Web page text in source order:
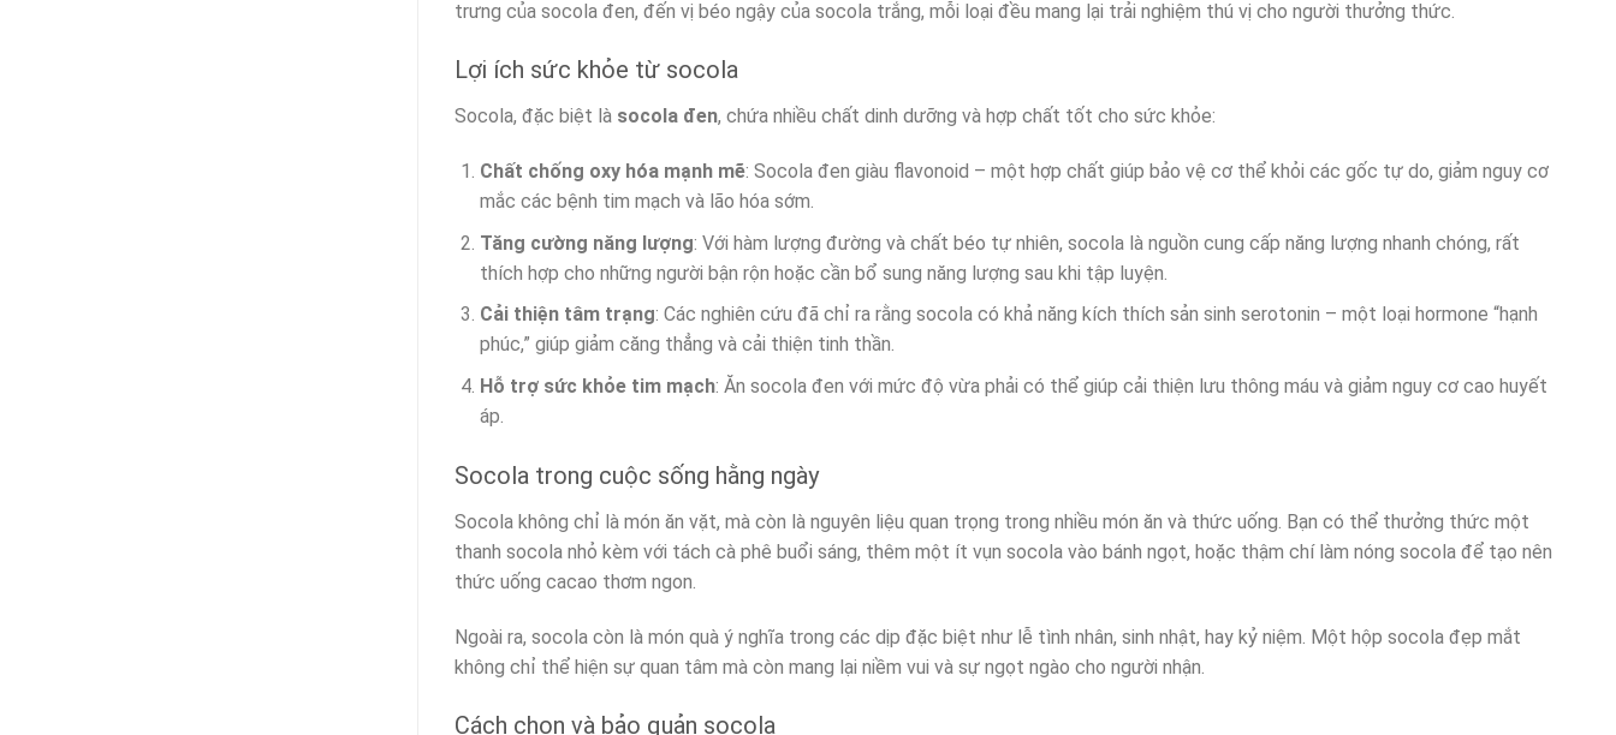
trưng của socola đen, đến vị béo ngậy của socola trắng, mỗi loại đều mang lại trải nghiệm thú vị cho người thưởng thức.
Lợi ích sức khỏe từ socola
Socola, đặc biệt là socola đen, chứa nhiều chất dinh dưỡng và hợp chất tốt cho sức khỏe:
Chất chống oxy hóa mạnh mẽ: Socola đen giàu flavonoid – một hợp chất giúp bảo vệ cơ thể khỏi các gốc tự do, giảm nguy cơ
mắc các bệnh tim mạch và lão hóa sớm.
Tăng cường năng lượng: Với hàm lượng đường và chất béo tự nhiên, socola là nguồn cung cấp năng lượng nhanh chóng, rất
thích hợp cho những người bận rộn hoặc cần bổ sung năng lượng sau khi tập luyện.
Cải thiện tâm trạng: Các nghiên cứu đã chỉ ra rằng socola có khả năng kích thích sản sinh serotonin – một loại hormone “hạnh
phúc,” giúp giảm căng thẳng và cải thiện tinh thần.
Hỗ trợ sức khỏe tim mạch: Ăn socola đen với mức độ vừa phải có thể giúp cải thiện lưu thông máu và giảm nguy cơ cao huyết
áp.
Socola trong cuộc sống hằng ngày
Socola không chỉ là món ăn vặt, mà còn là nguyên liệu quan trọng trong nhiều món ăn và thức uống. Bạn có thể thưởng thức một
thanh socola nhỏ kèm với tách cà phê buổi sáng, thêm một ít vụn socola vào bánh ngọt, hoặc thậm chí làm nóng socola để tạo nên
thức uống cacao thơm ngon.
Ngoài ra, socola còn là món quà ý nghĩa trong các dịp đặc biệt như lễ tình nhân, sinh nhật, hay kỷ niệm. Một hộp socola đẹp mắt
không chỉ thể hiện sự quan tâm mà còn mang lại niềm vui và sự ngọt ngào cho người nhận.
Cách chọn và bảo quản socola